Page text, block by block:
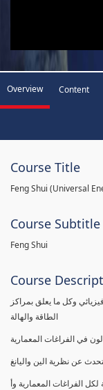
Overview Content
Course Title
Feng Shui (Universal
Course Subtitle
Feng Shui
Course
وكل ما يعلق بمراكز
الطاقة والهالة
في الفراغات المعمارية
عن نظرية الين واليانغ
الفراغات المعمارية وأ